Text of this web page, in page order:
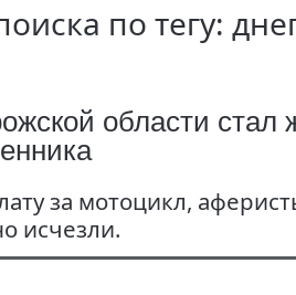
по тегу:
области стал
за мотоцикл,
исчезли.